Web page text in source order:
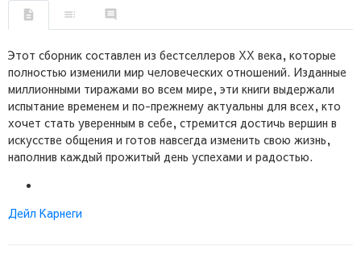
Этот сборник составлен из бестселлеров ХХ века, которые
полностью изменили мир человеческих отношений. Изданные
миллионными тиражами во всем мире, эти книги выдержали
испытание временем и по-прежнему актуальны для всех, кто
хочет стать уверенным в себе, стремится достичь вершин в
искусстве общения и готов навсегда изменить свою жизнь,
наполнив каждый прожитый день успехами и радостью.
Дейл Карнеги